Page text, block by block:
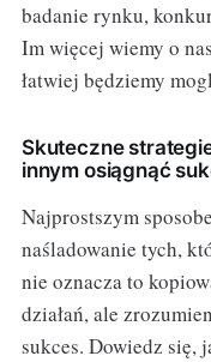
badanie rynku,
Im więcej wiemy o
łatwiej będziemy
Skuteczne
innym osiągnąć
Najprostszym
naśladowanie tych,
nie oznacza to
działań, ale
sukces. Dowiedz się,